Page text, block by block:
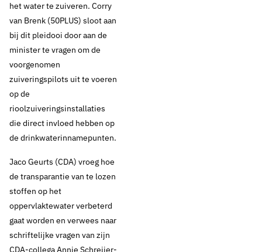
het water te zuiveren. Corry
van Brenk (50PLUS) sloot aan
bij dit pleidooi door aan de
minister te vragen om de
voorgenomen
zuiveringspilots uit te voeren
op de
rioolzuiveringsinstallaties
die direct invloed hebben op
de drinkwaterinnamepunten.
Jaco Geurts (CDA) vroeg hoe
de transparantie van te lozen
stoffen op het
oppervlaktewater verbeterd
gaat worden en verwees naar
schriftelijke vragen van zijn
CDA-collega Annie Schreijer-